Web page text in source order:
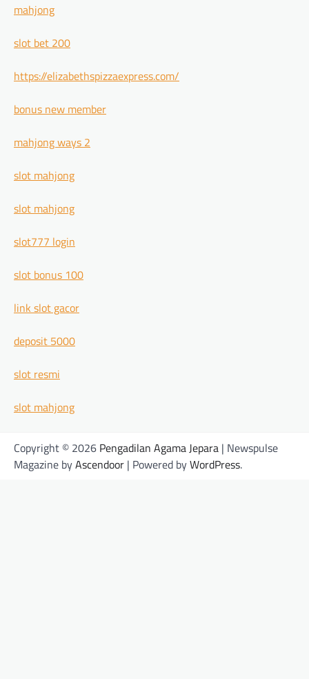
mahjong
slot bet 200
https://elizabethspizzaexpress.com/
bonus new member
mahjong ways 2
slot mahjong
slot mahjong
slot777 login
slot bonus 100
link slot gacor
deposit 5000
slot resmi
slot mahjong
Copyright © 2026 Pengadilan Agama Jepara | Newspulse
Magazine byAscendoor | Powered byWordPress.